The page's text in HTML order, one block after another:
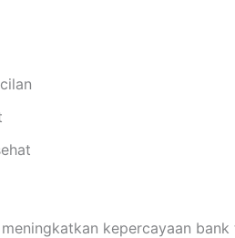
kepercayaan bank